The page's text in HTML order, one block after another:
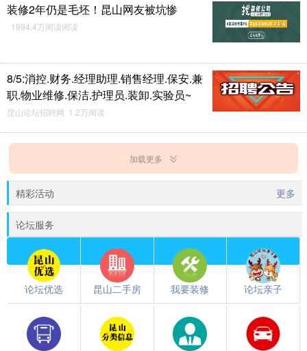
装修2年仍是毛坯！昆山网友被坑惨
1994.4万阅读阅读
8/5:消控.财务.经理助理.销售经理.保安.兼
职.物业维修.保洁.护理员.装卸.实验员~
昆山论坛招聘网 1.2万阅读
加载更多
精彩活动 更多
论坛服务
论坛优选 昆山二手房 我要装修 论坛亲子